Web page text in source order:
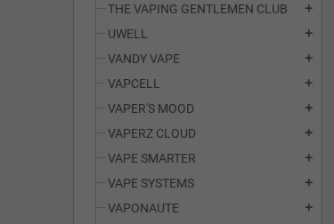
THE VAPING GENTLEMEN CLUB add
UWELL add
VANDY VAPE add
VAPCELL add
VAPER'S MOOD add
VAPERZ CLOUD add
VAPE SMARTER add
VAPE SYSTEMS add
VAPONAUTE add